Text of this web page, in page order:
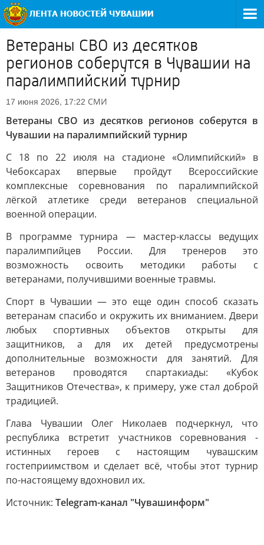
Ветераны СВО из десятков
регионов соберутся в Чувашии на
паралимпийский турнир
17 июня 2026, 17:22 СМИ
Ветераны СВО из десятков регионов соберутся в
Чувашии на паралимпийский турнир
С 18 по 22 июля на стадионе «Олимпийский» в
Чебоксарах впервые пройдут Всероссийские
комплексные соревнования по паралимпийской
лёгкой атлетике среди ветеранов специальной
военной операции.
В программе турнира — мастер-классы ведущих
паралимпийцев России. Для тренеров это
возможность освоить методики работы с
ветеранами, получившими военные травмы.
Спорт в Чувашии — это еще один способ сказать
ветеранам спасибо и окружить их вниманием. Двери
любых спортивных объектов открыты для
защитников, а для их детей предусмотрены
дополнительные возможности для занятий. Для
ветеранов проводятся спартакиады: «Кубок
Защитников Отечества», к примеру, уже стал доброй
традицией.
Глава Чувашии Олег Николаев подчеркнул, что
республика встретит участников соревнования -
истинных героев с настоящим чувашским
гостеприимством и сделает всё, чтобы этот турнир
по-настоящему вдохновил их.
Источник: Telegram-канал "Чувашинформ"